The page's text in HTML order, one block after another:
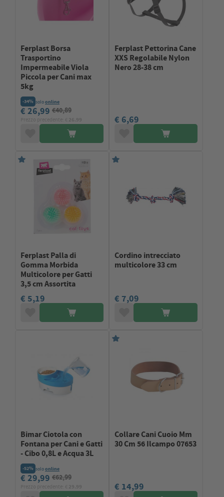
Ferplast Borsa
Trasportino
Impermeabile Viola
Piccola per Cani max
5kg
-34% soloonline
€ 26,99 €40,89
Ferplast Pettorina Cane
XXS Regolabile Nylon
Nero 28-38 cm
€ 6,69
Ferplast Palla di
Gomma Morbida
Multicolore per Gatti
3,5 cm Assortita
€ 5,19
Cordino intrecciato
multicolore 33 cm
€ 7,09
Bimar Ciotola con
Fontana per Cani e Gatti
- Cibo 0,8L e Acqua 3L
-52% soloonline
€ 29,99 €62,99
Collare Cani Cuoio Mm
30 Cm 56 Ilcampo 07653
€ 14,99